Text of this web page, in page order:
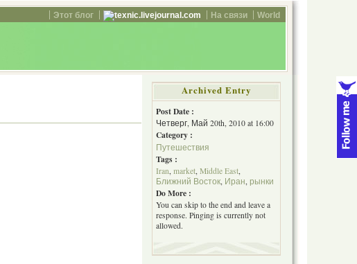
Этот блог texnic.livejournal.com На связи World
Archived Entry
Post Date :
Четверг, Май 20th, 2010 at 16:00
Category :
Путешествия
Tags :
Iran market, Middle East,
Ближний Восток, Иран рынки
Do More :
You can skip to the end and leave a
response. Pinging is currently not
allowed.